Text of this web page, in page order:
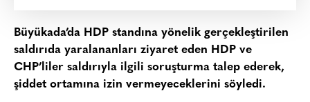
Büyükada’da HDP standına yönelik gerçekleştirilen
saldırıda yaralananları ziyaret eden HDP ve
CHP’liler saldırıyla ilgili soruşturma talep ederek,
şiddet ortamına izin vermeyeceklerini söyledi.